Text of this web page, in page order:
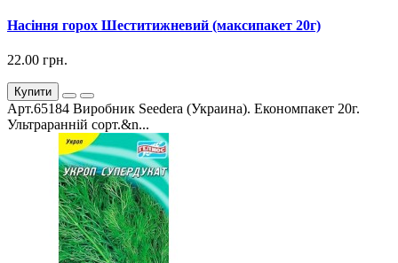
Насіння горох Шеститижневий (максипакет 20г)
22.00 грн.
Купити
Арт.65184 Виробник Seedera (Украина). Економпакет 20г.
Ультраранній сорт.&n...